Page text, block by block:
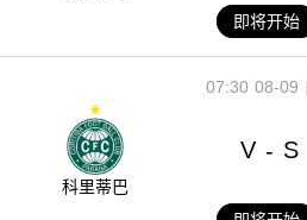
即将开始
08-09
07:30
科里蒂巴
V - S